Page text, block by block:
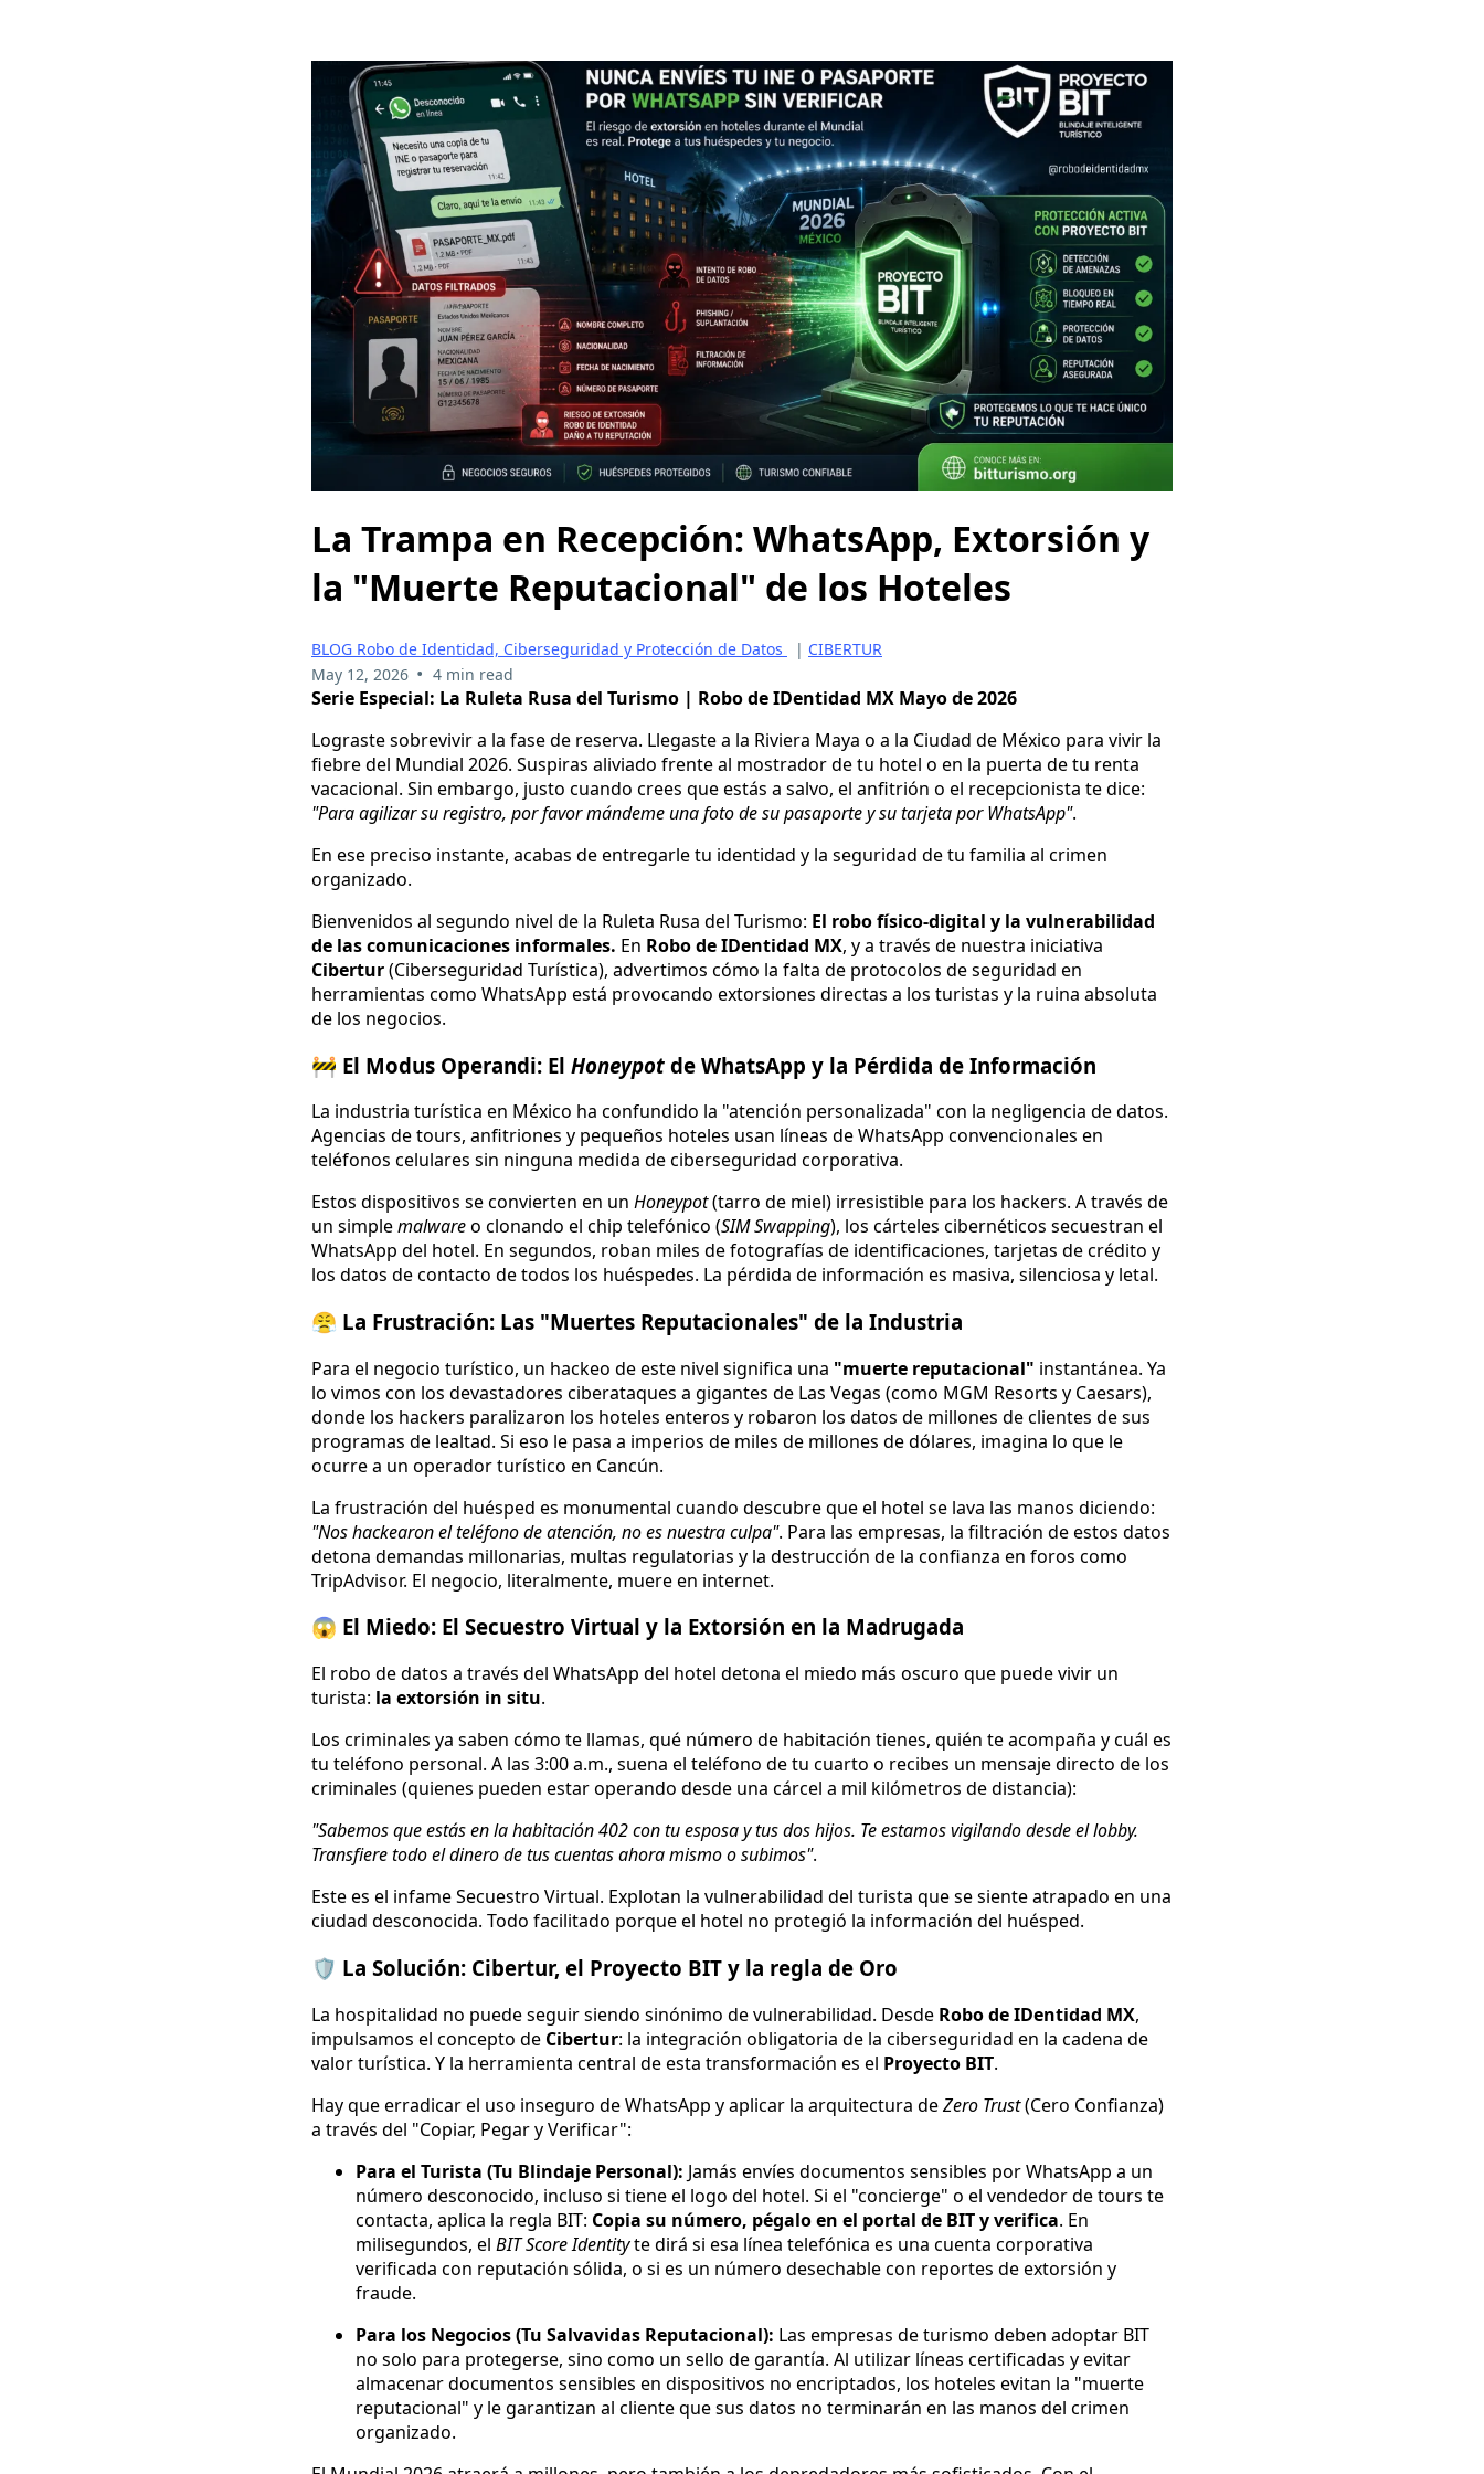
La Trampa en Recepción: WhatsApp, Extorsión y
la "Muerte Reputacional" de los Hoteles
BLOG Robo de Identidad, Ciberseguridad y Protección de Datos | CIBERTUR
May 12, 2026 • 4 min read
Serie Especial: La Ruleta Rusa del Turismo | Robo de IDentidad MX Mayo de 2026
Lograste sobrevivir a la fase de reserva. Llegaste a la Riviera Maya o a la Ciudad de México para vivir la
fiebre del Mundial 2026. Suspiras aliviado frente al mostrador de tu hotel o en la puerta de tu renta
vacacional. Sin embargo, justo cuando crees que estás a salvo, el anfitrión o el recepcionista te dice:
"Para agilizar su registro, por favor mándeme una foto de su pasaporte y su tarjeta por WhatsApp".
En ese preciso instante, acabas de entregarle tu identidad y la seguridad de tu familia al crimen
organizado.
Bienvenidos al segundo nivel de la Ruleta Rusa del Turismo: El robo físico-digital y la vulnerabilidad
de las comunicaciones informales. En Robo de IDentidad MX, y a través de nuestra iniciativa
Cibertur(Ciberseguridad Turística), advertimos cómo la falta de protocolos de seguridad en
herramientas como WhatsApp está provocando extorsiones directas a los turistas y la ruina absoluta
de los negocios.
🚧 El Modus Operandi: El Honeypot de WhatsApp y la Pérdida de Información
La industria turística en México ha confundido la "atención personalizada" con la negligencia de datos.
Agencias de tours, anfitriones y pequeños hoteles usan líneas de WhatsApp convencionales en
teléfonos celulares sin ninguna medida de ciberseguridad corporativa.
Estos dispositivos se convierten en un Honeypot(tarro de miel) irresistible para los hackers. A través de
un simplemalwareo clonando el chip telefónico (SIM Swapping), los cárteles cibernéticos secuestran el
WhatsApp del hotel. En segundos, roban miles de fotografías de identificaciones, tarjetas de crédito y
los datos de contacto de todos los huéspedes. La pérdida de información es masiva, silenciosa y letal.
😤 La Frustración: Las "Muertes Reputacionales" de la Industria
Para el negocio turístico, un hackeo de este nivel significa una "muerte reputacional" instantánea. Ya
lo vimos con los devastadores ciberataques a gigantes de Las Vegas (como MGM Resorts y Caesars),
donde los hackers paralizaron los hoteles enteros y robaron los datos de millones de clientes de sus
programas de lealtad. Si eso le pasa a imperios de miles de millones de dólares, imagina lo que le
ocurre a un operador turístico en Cancún.
La frustración del huésped es monumental cuando descubre que el hotel se lava las manos diciendo:
"Nos hackearon el teléfono de atención, no es nuestra culpa". Para las empresas, la filtración de estos datos
detona demandas millonarias, multas regulatorias y la destrucción de la confianza en foros como
TripAdvisor. El negocio, literalmente, muere en internet.
😱 El Miedo: El Secuestro Virtual y la Extorsión en la Madrugada
El robo de datos a través del WhatsApp del hotel detona el miedo más oscuro que puede vivir un
turista: la extorsión in situ.
Los criminales ya saben cómo te llamas, qué número de habitación tienes, quién te acompaña y cuál es
tu teléfono personal. A las 3:00 a.m., suena el teléfono de tu cuarto o recibes un mensaje directo de los
criminales (quienes pueden estar operando desde una cárcel a mil kilómetros de distancia):
"Sabemos que estás en la habitación 402 con tu esposa y tus dos hijos. Te estamos vigilando desde el lobby.
Transfiere todo el dinero de tus cuentas ahora mismo o subimos".
Este es el infame Secuestro Virtual. Explotan la vulnerabilidad del turista que se siente atrapado en una
ciudad desconocida. Todo facilitado porque el hotel no protegió la información del huésped.
🛡️ La Solución: Cibertur, el Proyecto BIT y la regla de Oro
La hospitalidad no puede seguir siendo sinónimo de vulnerabilidad. Desde Robo de IDentidad MX,
impulsamos el concepto de Cibertur: la integración obligatoria de la ciberseguridad en la cadena de
valor turística. Y la herramienta central de esta transformación es el Proyecto BIT.
Hay que erradicar el uso inseguro de WhatsApp y aplicar la arquitectura deZero Trust(Cero Confianza)
a través del "Copiar, Pegar y Verificar":
Para el Turista (Tu Blindaje Personal): Jamás envíes documentos sensibles por WhatsApp a un
número desconocido, incluso si tiene el logo del hotel. Si el "concierge" o el vendedor de tours te
contacta, aplica la regla BIT: Copia su número, pégalo en el portal de BIT y verifica. En
milisegundos, el BIT Score Identityte dirá si esa línea telefónica es una cuenta corporativa
verificada con reputación sólida, o si es un número desechable con reportes de extorsión y
fraude.
Para los Negocios (Tu Salvavidas Reputacional): Las empresas de turismo deben adoptar BIT
no solo para protegerse, sino como un sello de garantía. Al utilizar líneas certificadas y evitar
almacenar documentos sensibles en dispositivos no encriptados, los hoteles evitan la "muerte
reputacional" y le garantizan al cliente que sus datos no terminarán en las manos del crimen
organizado.